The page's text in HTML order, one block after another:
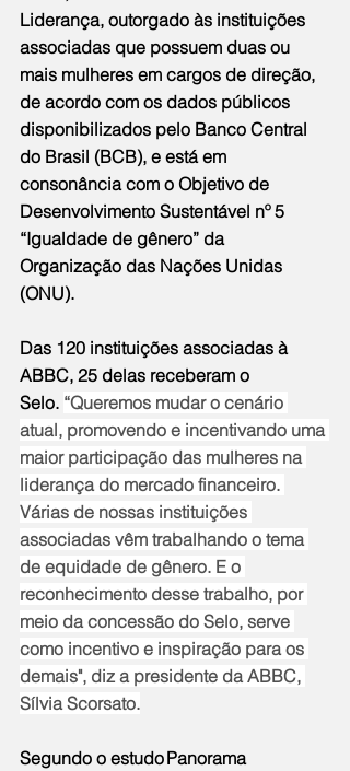
Liderança, outorgado às instituições
associadas que possuem duas ou
mais mulheres em cargos de direção,
de acordo com os dados públicos
disponibilizados pelo Banco Central
do Brasil (BCB), e está em
consonância com o Objetivo de
Desenvolvimento Sustentável nº 5
“Igualdade de gênero” da
Organização das Nações Unidas
(ONU).
Das 120 instituições associadas à
ABBC, 25 delas receberam o
Selo. “Queremos mudar o cenário
atual, promovendo e incentivando uma
maior participação das mulheres na
liderança do mercado financeiro.
Várias de nossas instituições
associadas vêm trabalhando o tema
de equidade de gênero. E o
reconhecimento desse trabalho, por
meio da concessão do Selo, serve
como incentivo e inspiração para os
demais", diz a presidente da ABBC,
Sílvia Scorsato.
Segundo o estudo Panorama